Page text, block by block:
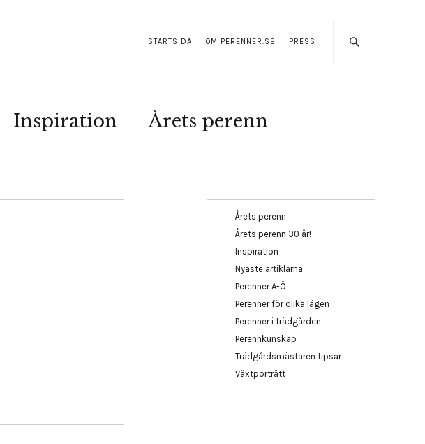
STARTSIDA OM PERENNER.SE PRESS
Inspiration Årets perenn
Årets perenn
Årets perenn 30 år!
Inspiration
Nyaste artiklarna
Perenner A-Ö
Perenner för olika lägen
Perenner i trädgården
Perennkunskap
Trädgårdsmästaren tipsar
Växtporträtt